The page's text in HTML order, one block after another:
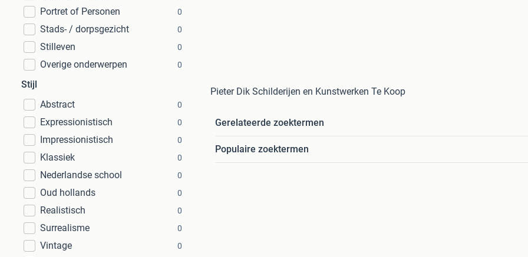
Portret of Personen 0
Stads- / dorpsgezicht 0
Stilleven 0
Overige onderwerpen 0
Stijl
Abstract
0
Expressionistisch 0
Impressionistisch 0
Klassiek 0
Nederlandse school 0
Oud hollands 0
Realistisch 0
Surrealisme 0
Vintage 0
Pieter Dik Schilderijen en Kunstwerken Te Koop
Gerelateerde zoektermen
Populaire zoektermen